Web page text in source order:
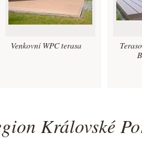
Venkovní WPC terasa
Královské